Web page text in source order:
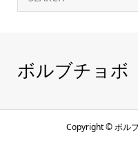
ボルブチョボ
Copyright ©ボル